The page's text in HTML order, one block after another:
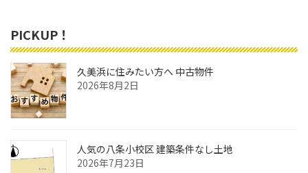
PICKUP！
久美浜に住みたい方へ 中古物件
2026年8月2日
人気の八条小校区 建築条件なし土地
2026年7月23日